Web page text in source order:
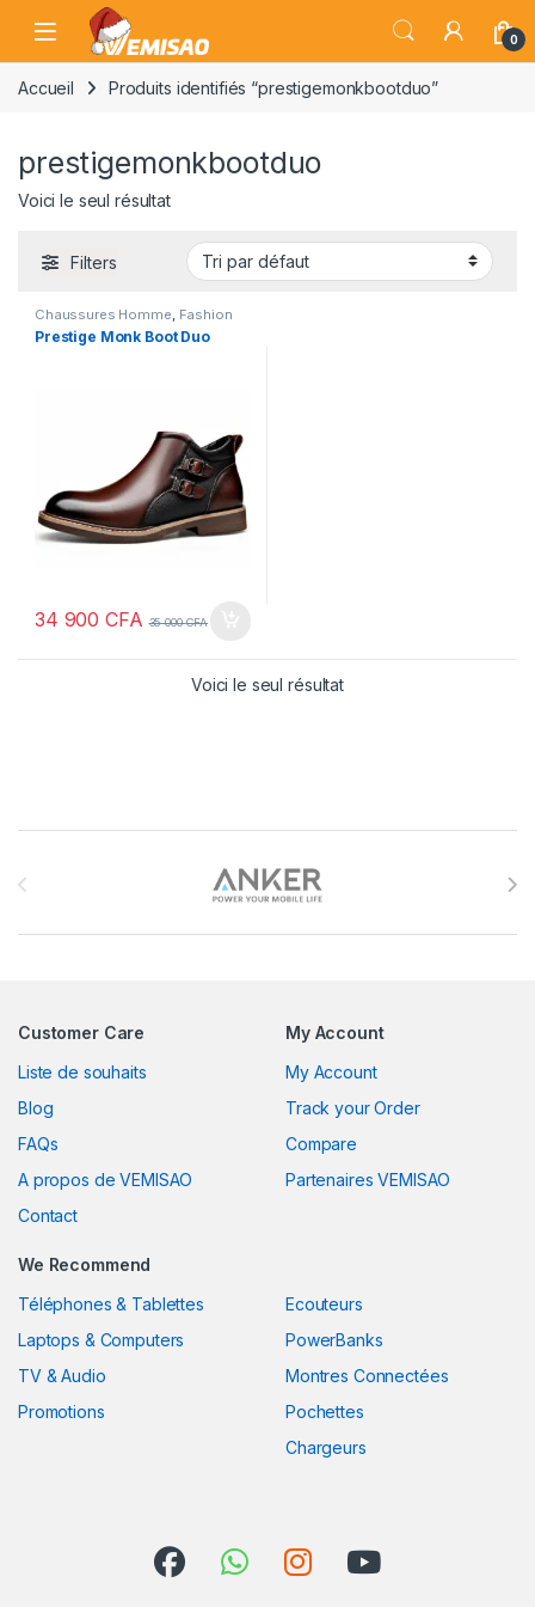
Skip to navigation
Skip to content
Open 0
Accueil Produits identifiés “prestigemonkbootduo”
prestigemonkbootduo
Voici le seul résultat
Filters
Chaussures Homme Fashion
Prestige Monk Boot Duo
34 900CFA 35 000CFA
Voici le seul résultat
Customer Care
Liste de souhaits
Blog
FAQs
A propos de VEMISAO
Contact
My Account
My Account
Track your Order
Compare
Partenaires VEMISAO
We Recommend
Téléphones & Tablettes
Laptops & Computers
TV & Audio
Promotions
Ecouteurs
PowerBanks
Montres Connectées
Pochettes
Chargeurs